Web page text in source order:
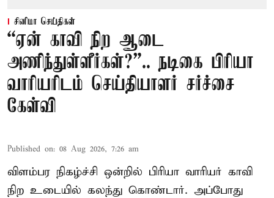
சினிமா செய்திகள்
“ஏன் காவி நிற ஆடை
அணிந்துள்ளீர்கள்?”.. நடிகை பிரியா
வாரியரிடம் செய்தியாளர் சர்ச்சை
கேள்வி
Published on: 08 Aug 2026, 7:26 am
விளம்பர நிகழ்ச்சி ஒன்றில் பிரியா வாரியர் காவி
நிற உடையில் கலந்து கொண்டார். அப்போது